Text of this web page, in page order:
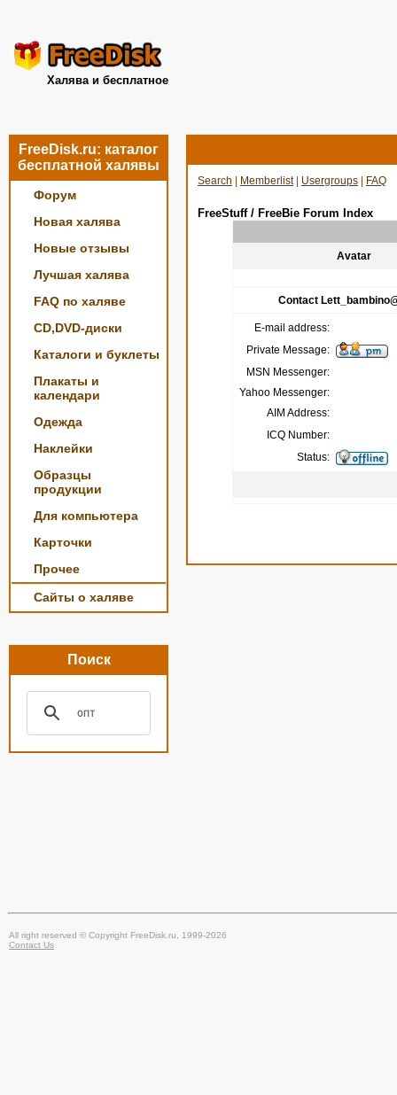
Халява и бесплатное
FreeDisk.ru: каталог
бесплатной халявы
Форум
Новая халява
Новые отзывы
Лучшая халява
FAQ по халяве
CD,DVD-диски
Каталоги и буклеты
Плакаты и
календари
Одежда
Наклейки
Образцы
продукции
Для компьютера
Карточки
Прочее
Сайты о халяве
Поиск
Search Memberlist| Usergroups FAQ
FreeStuff / FreeBie Forum Index
Avatar
Contact
E-mail address:
Private Message:
MSN Messenger:
Yahoo Messenger:
AIM Address:
ICQ Number:
Status:
All right reserved © Copyright FreeDisk.ru, 1999-2026
Contact Us